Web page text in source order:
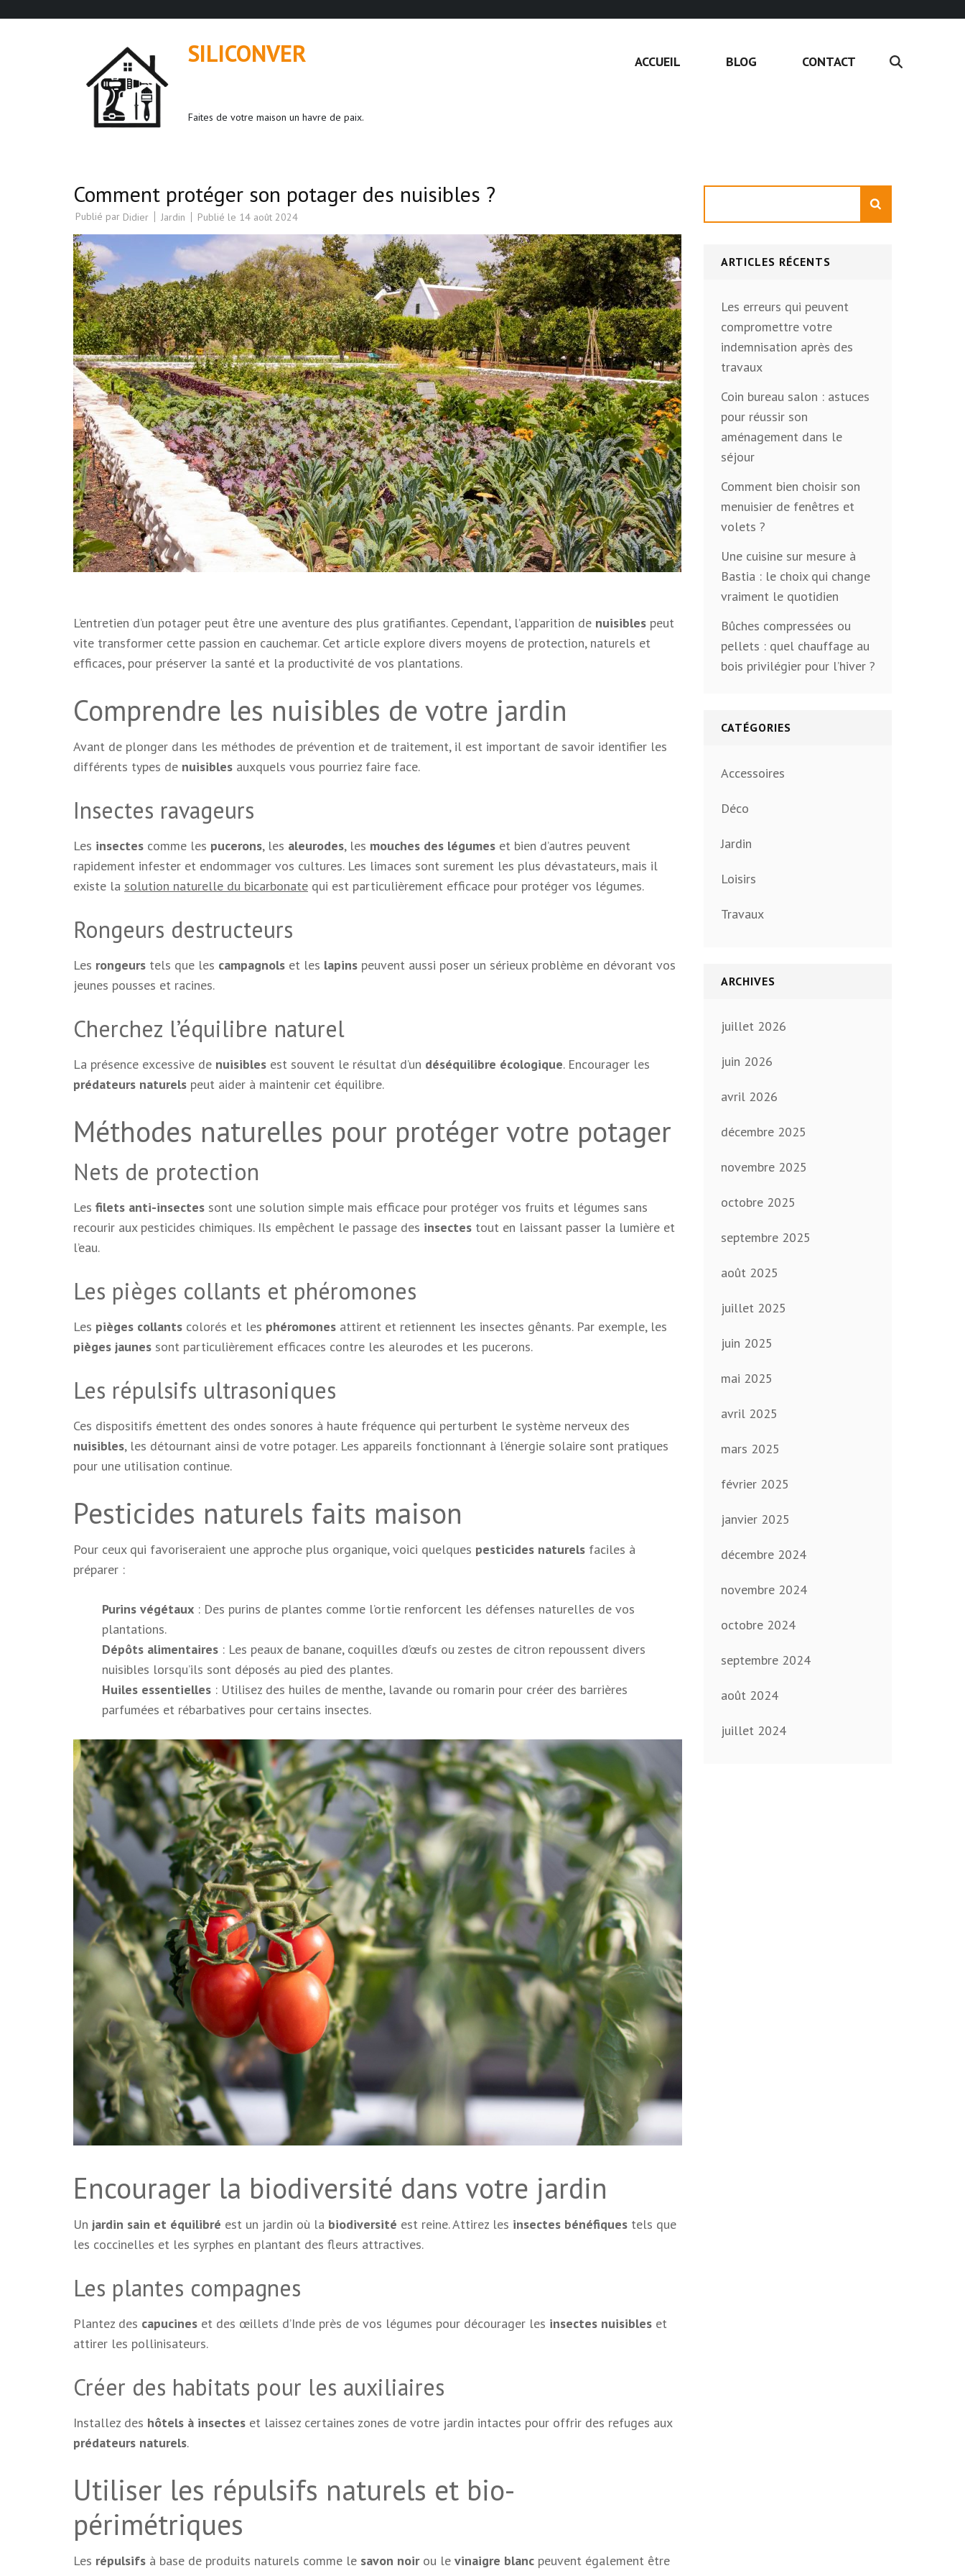
SILICONVER
Faites de votre maison un havre de paix.
ACCUEIL BLOG CONTACT
Comment protéger son potager des nuisibles ?
Publié par Didier Jardin Publié le 14 août 2024
L’entretien d’un potager peut être une aventure des plus gratifiantes. Cependant, l’apparition de nuisibles peut
vite transformer cette passion en cauchemar. Cet article explore divers moyens de protection, naturels et
efficaces, pour préserver la santé et la productivité de vos plantations.
Comprendre les nuisibles de votre jardin
Avant de plonger dans les méthodes de prévention et de traitement, il est important de savoir identifier les
différents types de nuisibles auxquels vous pourriez faire face.
Insectes ravageurs
Les insectes comme les pucerons, les aleurodes, les mouches des légumes et bien d’autres peuvent
rapidement infester et endommager vos cultures. Les limaces sont surement les plus dévastateurs, mais il
existe la solution naturelle du bicarbonate qui est particulièrement efficace pour protéger vos légumes.
Rongeurs destructeurs
Les rongeurs tels que les campagnols et les lapins peuvent aussi poser un sérieux problème en dévorant vos
jeunes pousses et racines.
Cherchez l’équilibre naturel
La présence excessive de nuisibles est souvent le résultat d’un déséquilibre écologique. Encourager les
prédateurs naturels peut aider à maintenir cet équilibre.
Méthodes naturelles pour protéger votre potager
Nets de protection
Les filets anti-insectes sont une solution simple mais efficace pour protéger vos fruits et légumes sans
recourir aux pesticides chimiques. Ils empêchent le passage des insectes tout en laissant passer la lumière et
l’eau.
Les pièges collants et phéromones
Les pièges collants colorés et les phéromones attirent et retiennent les insectes gênants. Par exemple, les
pièges jaunes sont particulièrement efficaces contre les aleurodes et les pucerons.
Les répulsifs ultrasoniques
Ces dispositifs émettent des ondes sonores à haute fréquence qui perturbent le système nerveux des
nuisibles, les détournant ainsi de votre potager. Les appareils fonctionnant à l’énergie solaire sont pratiques
pour une utilisation continue.
Pesticides naturels faits maison
Pour ceux qui favoriseraient une approche plus organique, voici quelques pesticides naturels faciles à
préparer :
Purins végétaux : Des purins de plantes comme l’ortie renforcent les défenses naturelles de vos
plantations.
Dépôts alimentaires : Les peaux de banane, coquilles d’œufs ou zestes de citron repoussent divers
nuisibles lorsqu’ils sont déposés au pied des plantes.
Huiles essentielles : Utilisez des huiles de menthe, lavande ou romarin pour créer des barrières
parfumées et rébarbatives pour certains insectes.
Encourager la biodiversité dans votre jardin
Un jardin sain et équilibré est un jardin où la biodiversité est reine. Attirez les insectes bénéfiques tels que
les coccinelles et les syrphes en plantant des fleurs attractives.
Les plantes compagnes
Plantez des capucines et des œillets d’Inde près de vos légumes pour décourager les insectes nuisibles et
attirer les pollinisateurs.
Créer des habitats pour les auxiliaires
Installez des hôtels à insectes et laissez certaines zones de votre jardin intactes pour offrir des refuges aux
prédateurs naturels.
Utiliser les répulsifs naturels et bio-
périmétriques
Les répulsifs à base de produits naturels comme le savon noirou le vinaigre blanc peuvent également être
ARTICLES RÉCENTS
Les erreurs qui peuvent
compromettre votre
indemnisation après des
travaux
Coin bureau salon : astuces
pour réussir son
aménagement dans le
séjour
Comment bien choisir son
menuisier de fenêtres et
volets ?
Une cuisine sur mesure à
Bastia : le choix qui change
vraiment le quotidien
Bûches compressées ou
pellets : quel chauffage au
bois privilégier pour l’hiver ?
CATÉGORIES
Accessoires
Déco
Jardin
Loisirs
Travaux
ARCHIVES
juillet 2026
juin 2026
avril 2026
décembre 2025
novembre 2025
octobre 2025
septembre 2025
août 2025
juillet 2025
juin 2025
mai 2025
avril 2025
mars 2025
février 2025
janvier 2025
décembre 2024
novembre 2024
octobre 2024
septembre 2024
août 2024
juillet 2024